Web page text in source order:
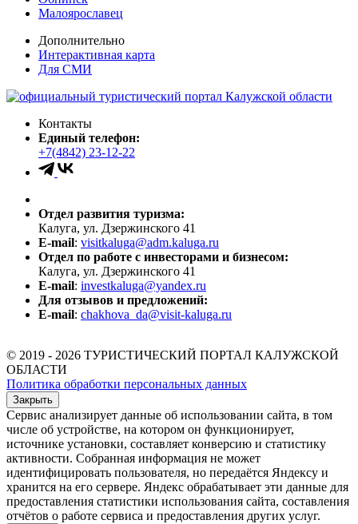
Малоярославец
Дополнительно
Интерактивная карта
Для СМИ
Контакты
Единый телефон:
+7(4842) 23-12-22
Отдел развития туризма:
Калуга, ул. Дзержинского 41
E-mail: visitkaluga@adm.kaluga.ru
Отдел по работе с инвесторами и бизнесом:
Калуга, ул. Дзержинского 41
E-mail: investkaluga@yandex.ru
Для отзывов и предложений:
E-mail: chakhova_da@visit-kaluga.ru
© 2019 - 2026 ТУРИСТИЧЕСКИЙ ПОРТАЛ КАЛУЖСКОЙ
ОБЛАСТИ
Политика обработки персональных данных
Закрыть
Сервис анализирует данные об использовании сайта, в том
числе об устройстве, на котором он функционирует,
источнике установки, составляет конверсию и статистику
активности. Собранная информация не может
идентифицировать пользователя, но передаётся Яндексу и
хранится на его сервере. Яндекс обрабатывает эти данные для
предоставления статистики использования сайта, составления
отчётов о работе сервиса и предоставления других услуг.